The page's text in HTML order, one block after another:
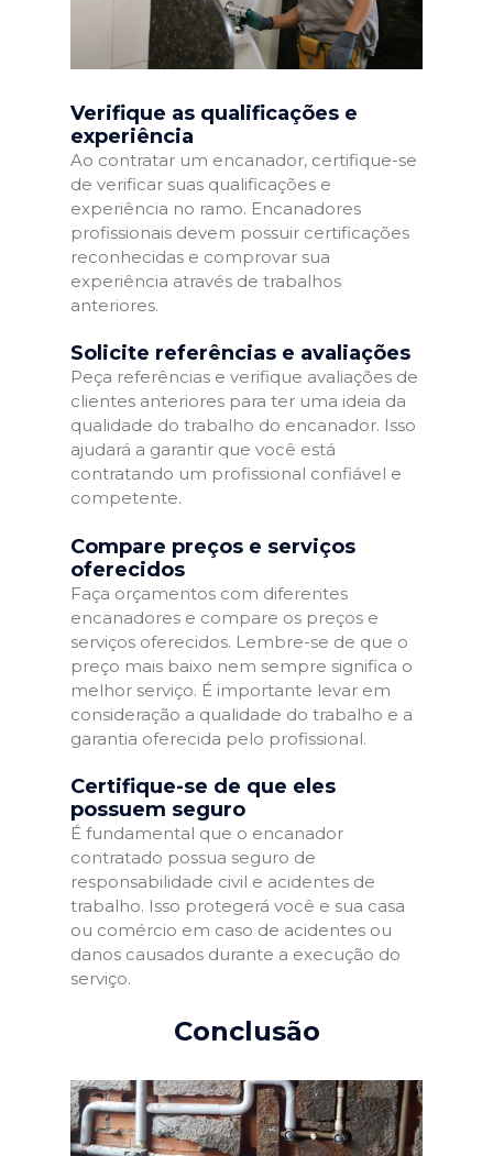
Verifique as qualificações e
experiência
Ao contratar um encanador, certifique-se
de verificar suas qualificações e
experiência no ramo. Encanadores
profissionais devem possuir certificações
reconhecidas e comprovar sua
experiência através de trabalhos
anteriores.
Solicite referências e avaliações
Peça referências e verifique avaliações de
clientes anteriores para ter uma ideia da
qualidade do trabalho do encanador. Isso
ajudará a garantir que você está
contratando um profissional confiável e
competente.
Compare preços e serviços
oferecidos
Faça orçamentos com diferentes
encanadores e compare os preços e
serviços oferecidos. Lembre-se de que o
preço mais baixo nem sempre significa o
melhor serviço. É importante levar em
consideração a qualidade do trabalho e a
garantia oferecida pelo profissional.
Certifique-se de que eles
possuem seguro
É fundamental que o encanador
contratado possua seguro de
responsabilidade civil e acidentes de
trabalho. Isso protegerá você e sua casa
ou comércio em caso de acidentes ou
danos causados durante a execução do
serviço.
Conclusão